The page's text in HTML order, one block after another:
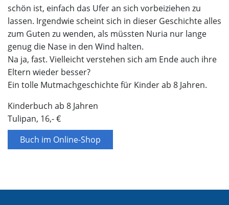
schön ist, einfach das Ufer an sich vorbeiziehen zu
lassen. Irgendwie scheint sich in dieser Geschichte alles
zum Guten zu wenden, als müssten Nuria nur lange
genug die Nase in den Wind halten.
Na ja, fast. Vielleicht verstehen sich am Ende auch ihre
Eltern wieder besser?
Ein tolle Mutmachgeschichte für Kinder ab 8 Jahren.
Kinderbuch ab 8 Jahren
Tulipan, 16,- €
Buch im Online-Shop